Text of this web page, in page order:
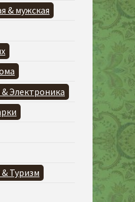
& мужская
Электроника
Туризм